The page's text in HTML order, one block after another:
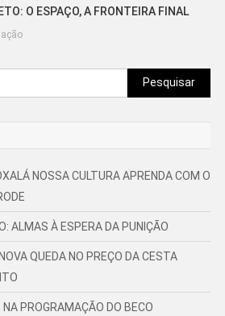
O ESPAÇO, A FRONTEIRA FINAL
Pesquisar
por:
NOSSA CULTURA APRENDA COM O
ALMAS À ESPERA DA PUNIÇÃO
QUEDA NO PREÇO DA CESTA
PROGRAMAÇÃO DO BECO